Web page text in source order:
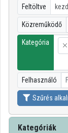
Intézményi
Kategóriák
Intézményi listák
Intézmények
Közreműködők
Feltöltve
Közreműködő
Kategória
Felhasználó
Szűrés
Kategóriák